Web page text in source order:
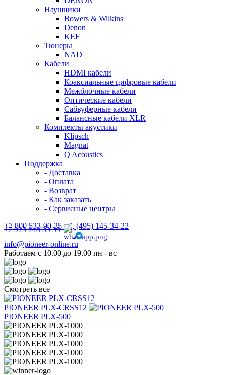
Наушники
Bowers & Wilkins
Denon
KEF
Тюнеры
NAD
Кабели
HDMI кабели
Коаксиальные цифровые кабели
Межблочные кабели
Оптические кабели
Сабвуферные кабели
Балансные кабели XLR
Комплекты акустики
Klipsch
Magnat
Q Acoustics
Поддержка
- Доставка
- Оплата
- Возврат
- Как заказать
- Сервисные центры
+7 800 533-90-25 +7, (495) 145-34-22
+7 925 248 33 35
info@pioneer-online.ru
Работаем с 10.00 до 19.00 пн - вс
Смотреть все
PIONEER PLX-CRSS12
PIONEER PLX-500